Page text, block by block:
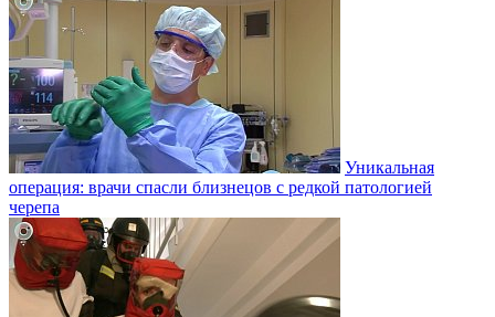
Уникальная
операция: врачи спасли близнецов с редкой патологией
черепа